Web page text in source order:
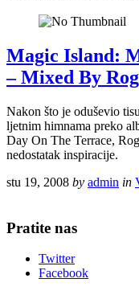
Magic Island:
– Mixed By
Nakon što je oduševio
ljetnim himnama preko
Day On The Terrace,
nedostatak inspiracije.
stu 19, 2008 by admin in
Pratite nas
Twitter
Facebook